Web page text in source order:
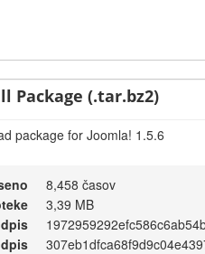
Package (.tar.bz2)
package for Joomla! 1.5.6
8,458 časov
3,39 MB